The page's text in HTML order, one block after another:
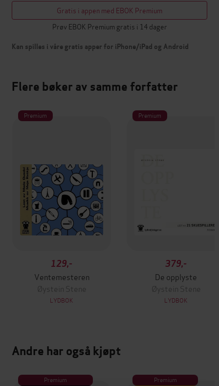
Gratis i appen med EBOK Premium
Prøv EBOK Premium gratis i 14 dager
Kan spilles i våre gratis apper for iPhone/iPad og Android
Flere bøker av samme forfatter
Premium
129,-
Ventemesteren
Øystein Stene
LYDBOK
Premium
379,-
De opplyste
Øystein Stene
LYDBOK
Andre har også kjøpt
Premium Premium